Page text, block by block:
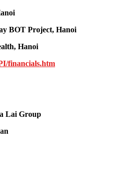
BOT Project, Hanoi
Hanoi
financials.htm
Lai Group